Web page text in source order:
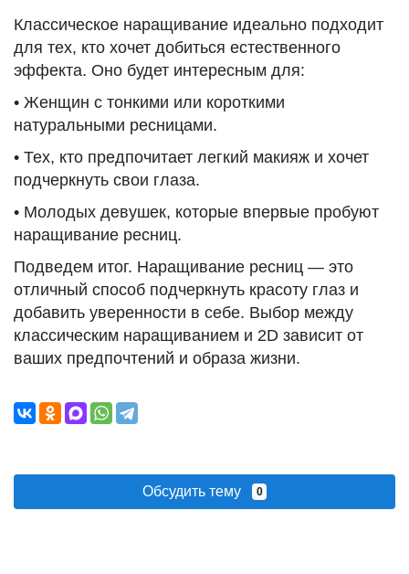
Классическое наращивание идеально подходит
для тех, кто хочет добиться естественного
эффекта. Оно будет интересным для:
• Женщин с тонкими или короткими
натуральными ресницами.
• Тех, кто предпочитает легкий макияж и хочет
подчеркнуть свои глаза.
• Молодых девушек, которые впервые пробуют
наращивание ресниц.
Подведем итог. Наращивание ресниц — это
отличный способ подчеркнуть красоту глаз и
добавить уверенности в себе. Выбор между
классическим наращиванием и 2D зависит от
ваших предпочтений и образа жизни.
Обсудить тему 0